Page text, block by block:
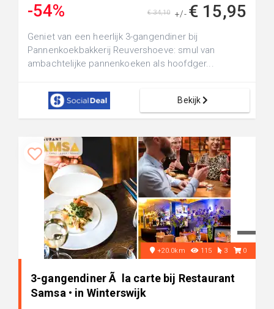
-54% +/- € 15,95
€ 34,10
Geniet van een heerlijk 3-gangendiner bij
Pannenkoekbakkerij Reuvershoeve: smul van
ambachtelijke pannenkoeken als hoofdger...
Bekijk
+20.0km 115 3 0
3-gangendiner Ã la carte bij Restaurant
Samsa • in Winterswijk